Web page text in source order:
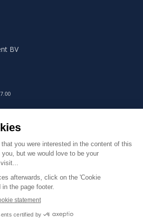
BV
B.V. Alle rechten voorbehouden.
|
Webdevelopment en hosting door